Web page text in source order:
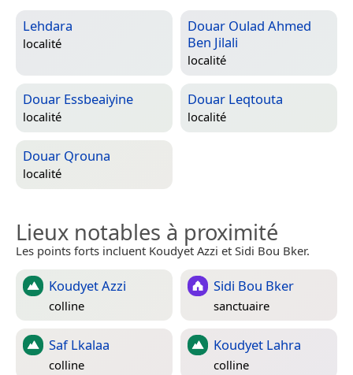
Lehdara
localité
Douar Oulad Ahmed
Ben Jilali
localité
Douar Essbeaiyine
localité
Douar Leqtouta
localité
Douar Qrouna
localité
Lieux notables à proximité
Les points forts incluent Koudyet Azzi et Sidi Bou Bker.
Koudyet Azzi
colline
Sidi Bou Bker
sanctuaire
Saf Lkalaa
colline
Koudyet Lahra
colline